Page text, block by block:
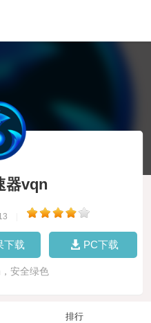
器vqn
下载 PC下载
安全绿色
排行